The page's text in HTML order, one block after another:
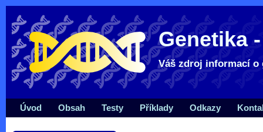
Genetika
Váš zdroj informací o
Úvod Obsah Testy Příklady Odkazy